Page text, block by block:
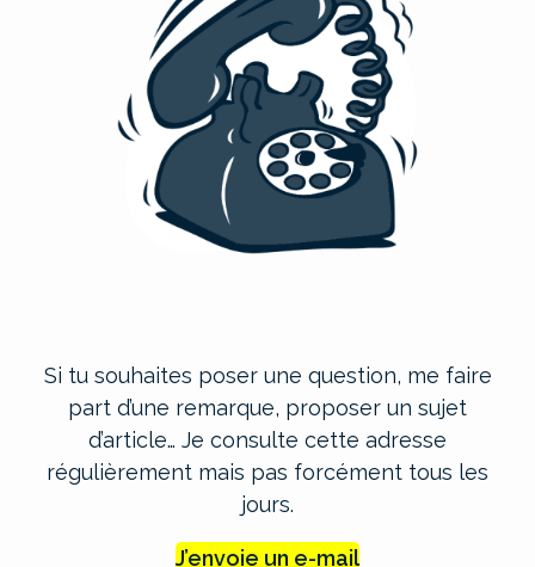
Si tu souhaites poser une question, me faire
part d’une remarque, proposer un sujet
d’article… Je consulte cette adresse
régulièrement mais pas forcément tous les
jours.
J’envoie un e-mail